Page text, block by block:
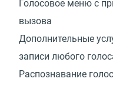
Голосовое меню с
вызова
Дополнительные
записи любого
Распознавание